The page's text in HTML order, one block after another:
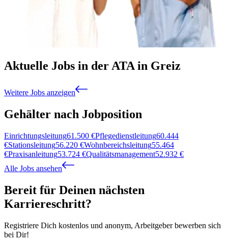
Aktuelle Jobs in der ATA in Greiz
Weitere Jobs anzeigen
Gehälter nach Jobposition
Einrichtungsleitung61.500 €Pflegedienstleitung60.444
€Stationsleitung56.220 €Wohnbereichsleitung55.464
€Praxisanleitung53.724 €Qualitätsmanagement52.932 €
Alle Jobs ansehen
Bereit für Deinen nächsten
Karriereschritt?
Registriere Dich kostenlos und anonym, Arbeitgeber bewerben sich
bei Dir!